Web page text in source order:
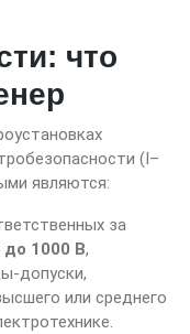
что
(I–
являются:
за
до 1000 В,
допуски,
или среднего